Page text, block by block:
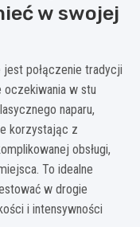
w swojej
jest połączenie tradycji
oczekiwania w stu
naparu,
korzystając z
obsługi,
To idealne
w drogie
i intensywności